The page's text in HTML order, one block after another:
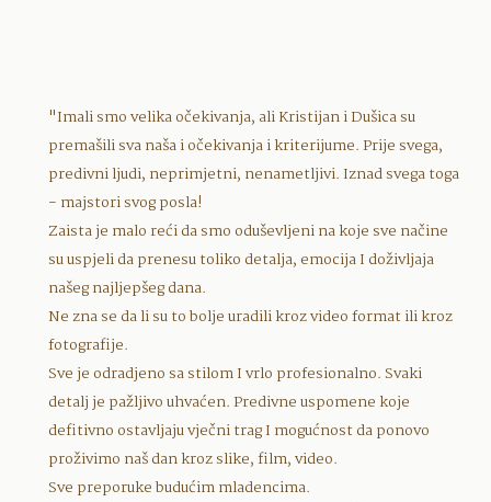
"Imali smo velika očekivanja, ali Kristijan i Dušica su
premašili sva naša i očekivanja i kriterijume. Prije svega,
predivni ljudi, neprimjetni, nenametljivi. Iznad svega toga
- majstori svog posla!
Zaista je malo reći da smo oduševljeni na koje sve načine
su uspjeli da prenesu toliko detalja, emocija I doživljaja
našeg najljepšeg dana.
Ne zna se da li su to bolje uradili kroz video format ili kroz
fotografije.
Sve je odradjeno sa stilom I vrlo profesionalno. Svaki
detalj je pažljivo uhvaćen. Predivne uspomene koje
defitivno ostavljaju vječni trag I mogućnost da ponovo
proživimo naš dan kroz slike, film, video.
Sve preporuke budućim mladencima.